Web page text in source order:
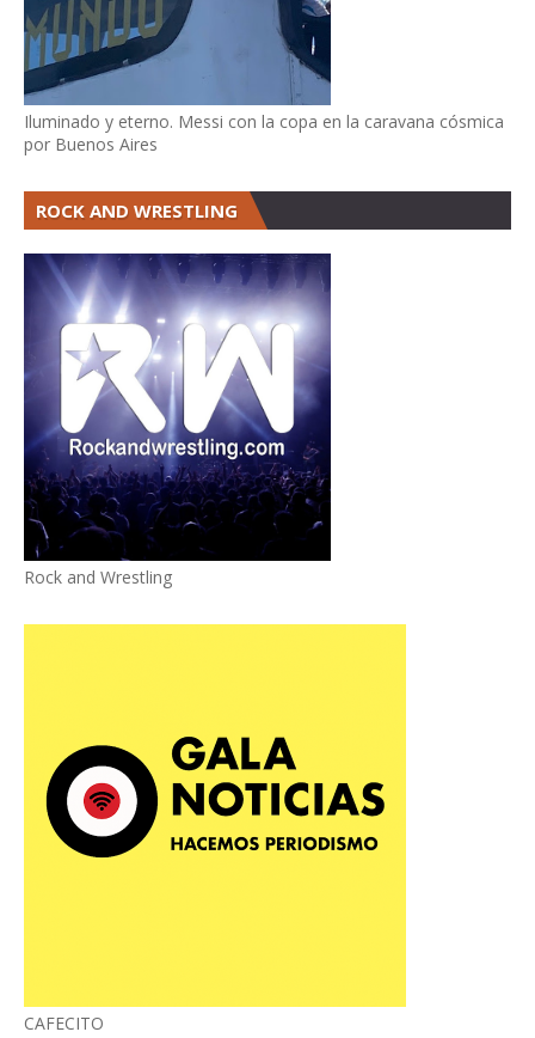
Iluminado y eterno. Messi con la copa en la caravana cósmica
por Buenos Aires
ROCK AND WRESTLING
Rock and Wrestling
CAFECITO